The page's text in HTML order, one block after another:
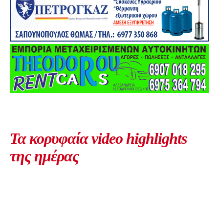
Τα κορυφαία video highlights
της ημέρας